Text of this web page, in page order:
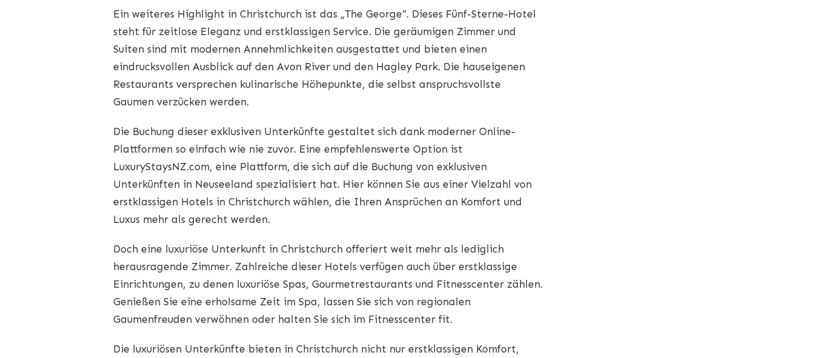
Ein weiteres Highlight in Christchurch ist das „The George“. Dieses Fünf-Sterne-Hotel
steht für zeitlose Eleganz und erstklassigen Service. Die geräumigen Zimmer und
Suiten sind mit modernen Annehmlichkeiten ausgestattet und bieten einen
eindrucksvollen Ausblick auf den Avon River und den Hagley Park. Die hauseigenen
Restaurants versprechen kulinarische Höhepunkte, die selbst anspruchsvollste
Gaumen verzücken werden.
Die Buchung dieser exklusiven Unterkünfte gestaltet sich dank moderner Online-
Plattformen so einfach wie nie zuvor. Eine empfehlenswerte Option ist
LuxuryStaysNZ.com, eine Plattform, die sich auf die Buchung von exklusiven
Unterkünften in Neuseeland spezialisiert hat. Hier können Sie aus einer Vielzahl von
erstklassigen Hotels in Christchurch wählen, die Ihren Ansprüchen an Komfort und
Luxus mehr als gerecht werden.
Doch eine luxuriöse Unterkunft in Christchurch offeriert weit mehr als lediglich
herausragende Zimmer. Zahlreiche dieser Hotels verfügen auch über erstklassige
Einrichtungen, zu denen luxuriöse Spas, Gourmetrestaurants und Fitnesscenter zählen.
Genießen Sie eine erholsame Zeit im Spa, lassen Sie sich von regionalen
Gaumenfreuden verwöhnen oder halten Sie sich im Fitnesscenter fit.
Die luxuriösen Unterkünfte bieten in Christchurch nicht nur erstklassigen Komfort,